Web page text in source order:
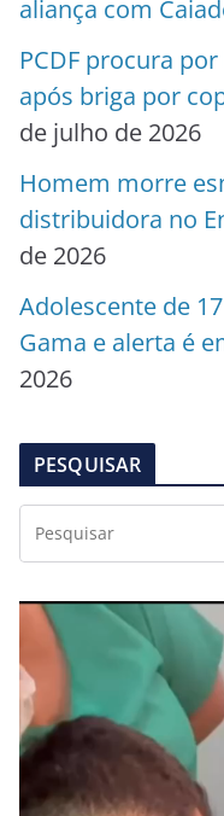
aliança com
PCDF procura
após briga por
de julho de 2026
Homem morre
distribuidora no
de 2026
Adolescente de
Gama e alerta é
2026
PESQUISAR